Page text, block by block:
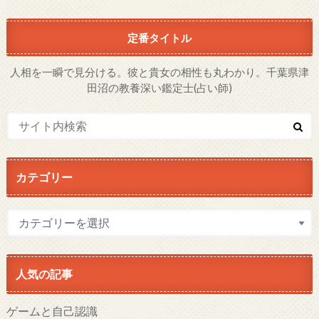
定番タイトル
人相を一瞬で見分ける。彼と貴女の相性も丸わかり。千葉県津
田沼の教養深い鑑定士(占い師)
カテゴリー
人気の記事
ゲームと自己認識